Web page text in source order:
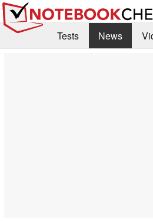
Tests News